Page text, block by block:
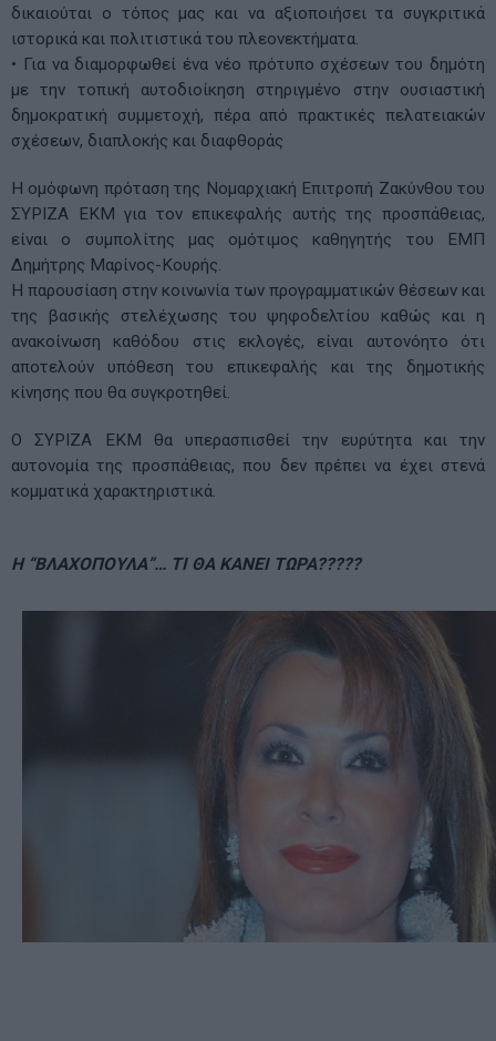
δικαιούται ο τόπος μας και να αξιοποιήσει τα συγκριτικά
ιστορικά και πολιτιστικά του πλεονεκτήματα.
• Για να διαμορφωθεί ένα νέο πρότυπο σχέσεων του δημότη
με την τοπική αυτοδιοίκηση στηριγμένο στην ουσιαστική
δημοκρατική συμμετοχή, πέρα από πρακτικές πελατειακών
σχέσεων, διαπλοκής και διαφθοράς
Η ομόφωνη πρόταση της Νομαρχιακή Επιτροπή Ζακύνθου του
ΣΥΡΙΖΑ ΕΚΜ για τον επικεφαλής αυτής της προσπάθειας,
είναι ο συμπολίτης μας ομότιμος καθηγητής του ΕΜΠ
Δημήτρης Μαρίνος-Κουρής.
Η παρουσίαση στην κοινωνία των προγραμματικών θέσεων και
της βασικής στελέχωσης του ψηφοδελτίου καθώς και η
ανακοίνωση καθόδου στις εκλογές, είναι αυτονόητο ότι
αποτελούν υπόθεση του επικεφαλής και της δημοτικής
κίνησης που θα συγκροτηθεί.
Ο ΣΥΡΙΖΑ ΕΚΜ θα υπερασπισθεί την ευρύτητα και την
αυτονομία της προσπάθειας, που δεν πρέπει να έχει στενά
κομματικά χαρακτηριστικά.
Η “ΒΛΑΧΟΠΟΥΛΑ”… ΤΙ ΘΑ ΚΑΝΕΙ ΤΩΡΑ?????